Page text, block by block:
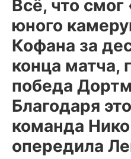
Всё, что
юного
Кофана за
конца матча,
победа
Благодаря
команда
опередила